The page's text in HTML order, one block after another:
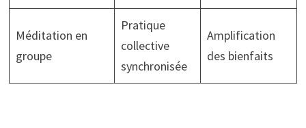
Méditation en
groupe
Pratique
collective
synchronisée
Amplification
des bienfaits